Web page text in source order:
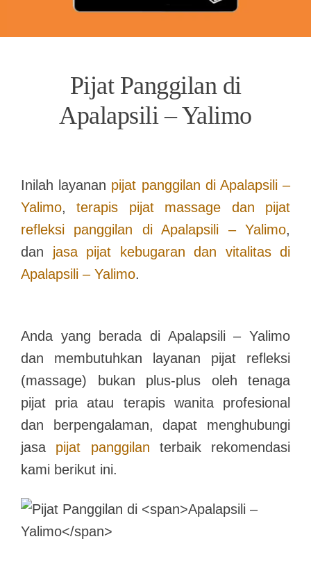
Pijat Panggilan di
Apalapsili – Yalimo
Inilah layanan pijat panggilan di Apalapsili –
Yalimo,terapis pijat massage dan pijat
refleksi panggilan diApalapsili – Yalimo,
dan jasa pijat kebugaran dan vitalitas di
Apalapsili – Yalimo.
Anda yang berada di Apalapsili – Yalimo
dan membutuhkan layanan pijat refleksi
(massage) bukan plus-plus oleh tenaga
pijat pria atau terapis wanita profesional
dan berpengalaman, dapat menghubungi
jasa pijat panggilan terbaik rekomendasi
kami berikut ini.